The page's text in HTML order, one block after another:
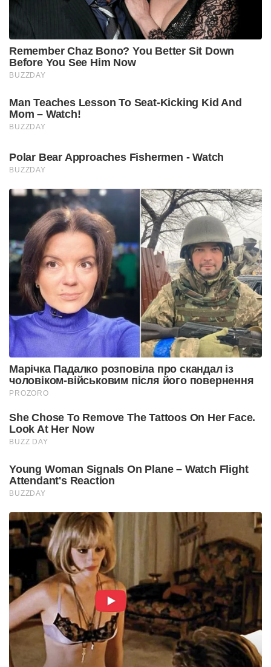
Remember Chaz Bono? You Better Sit Down
Before You See Him Now
BUZZDAY
Man Teaches Lesson To Seat-Kicking Kid And
Mom – Watch!
BUZZDAY
Polar Bear Approaches Fishermen - Watch
BUZZDAY
Марічка Падалко розповіла про скандал із
чоловіком-військовим після його повернення
PROZORO
She Chose To Remove The Tattoos On Her Face.
Look At Her Now
BUZZ DAY
Young Woman Signals On Plane – Watch Flight
Attendant's Reaction
BUZZDAY